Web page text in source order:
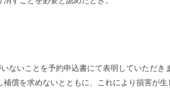
ないことを予約申込書にて表明していただ
を求めないとともに、これにより損害が生